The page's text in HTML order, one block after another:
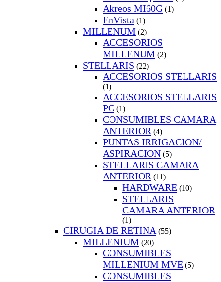
Akreos MI60G (1)
EnVista (1)
MILLENUM (2)
ACCESORIOS
MILLENUM (2)
STELLARIS (22)
ACCESORIOS STELLARIS
(1)
ACCESORIOS STELLARIS
PC (1)
CONSUMIBLES CAMARA
ANTERIOR (4)
PUNTAS IRRIGACION/
ASPIRACION (5)
STELLARIS CAMARA
ANTERIOR (11)
HARDWARE (10)
STELLARIS
CAMARA ANTERIOR
(1)
CIRUGIA DE RETINA (55)
MILLENIUM (20)
CONSUMIBLES
MILLENIUM MVE (5)
CONSUMIBLES